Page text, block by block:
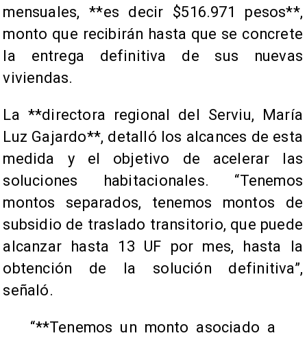
mensuales, **es decir $516.971 pesos**,
monto que recibirán hasta que se concrete
la entrega definitiva de sus nuevas
viviendas.
La **directora regional del Serviu, María
Luz Gajardo**, detalló los alcances de esta
medida y el objetivo de acelerar las
soluciones habitacionales. “Tenemos
montos separados, tenemos montos de
subsidio de traslado transitorio, que puede
alcanzar hasta 13 UF por mes, hasta la
obtención de la solución definitiva”,
señaló.
“**Tenemos un monto asociado a